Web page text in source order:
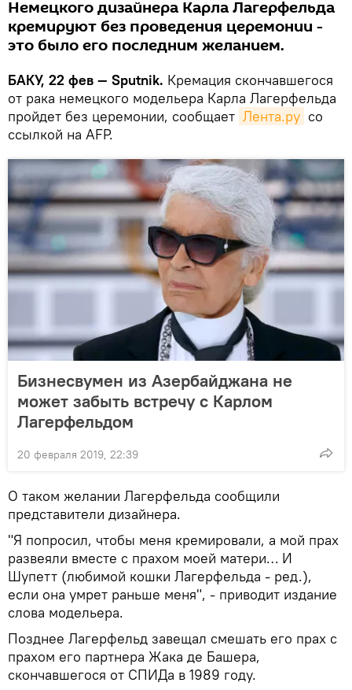
Немецкого дизайнера Карла Лагерфельда
кремируют без проведения церемонии -
это было его последним желанием.
БАКУ, 22 фев — Sputnik. Кремация скончавшегося
от рака немецкого модельера Карла Лагерфельда
пройдет без церемонии, сообщает Лента.ру со
ссылкой на AFP.
Бизнесвумен из Азербайджана не
может забыть встречу с Карлом
Лагерфельдом
20 февраля 2019, 22:39
О таком желании Лагерфельда сообщили
представители дизайнера.
"Я попросил, чтобы меня кремировали, а мой прах
развеяли вместе с прахом моей матери… И
Шупетт (любимой кошки Лагерфельда - ред.),
если она умрет раньше меня", - приводит издание
слова модельера.
Позднее Лагерфельд завещал смешать его прах с
прахом его партнера Жака де Башера,
скончавшегося от СПИДа в 1989 году.